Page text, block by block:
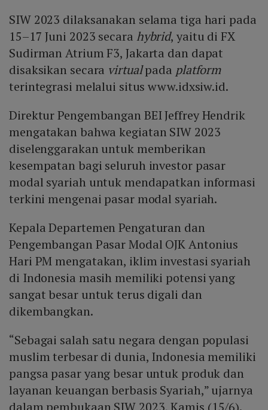
SIW 2023 dilaksanakan selama tiga hari pada
15–17 Juni 2023 secara hybrid, yaitu di FX
Sudirman Atrium F3, Jakarta dan dapat
disaksikan secara virtualpada platform
terintegrasi melalui situs www.idxsiw.id.
Direktur Pengembangan BEI Jeffrey Hendrik
mengatakan bahwa kegiatan SIW 2023
diselenggarakan untuk memberikan
kesempatan bagi seluruh investor pasar
modal syariah untuk mendapatkan informasi
terkini mengenai pasar modal syariah.
Kepala Departemen Pengaturan dan
Pengembangan Pasar Modal OJK Antonius
Hari PM mengatakan, iklim investasi syariah
di Indonesia masih memiliki potensi yang
sangat besar untuk terus digali dan
dikembangkan.
“Sebagai salah satu negara dengan populasi
muslim terbesar di dunia, Indonesia memiliki
pangsa pasar yang besar untuk produk dan
layanan keuangan berbasis Syariah,” ujarnya